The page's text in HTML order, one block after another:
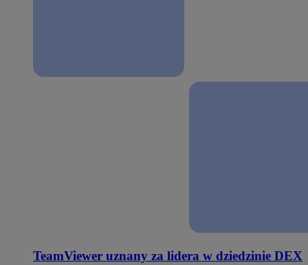
TeamViewer uznany za lidera w dziedzinie DEX